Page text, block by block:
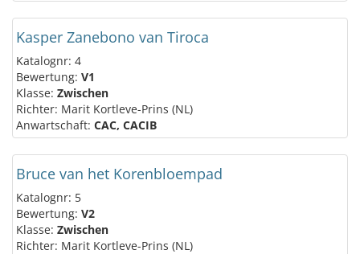
Kasper Zanebono van Tiroca
Katalognr: 4
Bewertung: V1
Klasse: Zwischen
Richter: Marit Kortleve-Prins (NL)
Anwartschaft: CAC, CACIB
Bruce van het Korenbloempad
Katalognr: 5
Bewertung: V2
Klasse: Zwischen
Richter: Marit Kortleve-Prins (NL)